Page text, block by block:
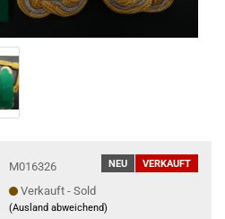
NEU VERKAUFT
M016326
Verkauft - Sold
(Ausland abweichend)